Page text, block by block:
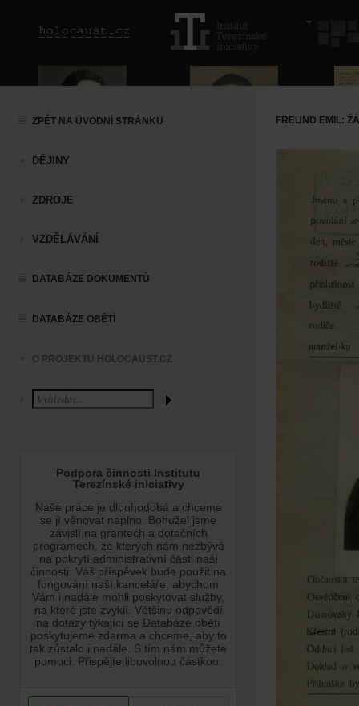
ZPĚT NA ÚVODNÍ STRÁNKU
DĚJINY
ZDROJE
VZDĚLÁVÁNÍ
DATABÁZE DOKUMENTŮ
DATABÁZE OBĚTÍ
O PROJEKTU HOLOCAUST.CZ
FREUND EMIL: